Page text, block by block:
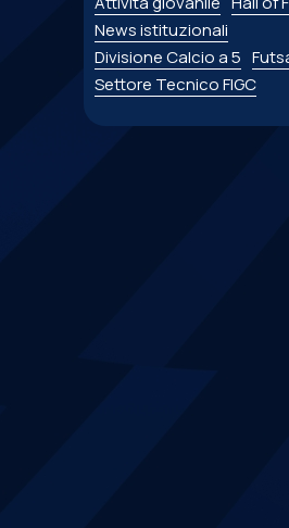
News istituzionali
Divisione Calcio a 5
Settore Tecnico FIGC